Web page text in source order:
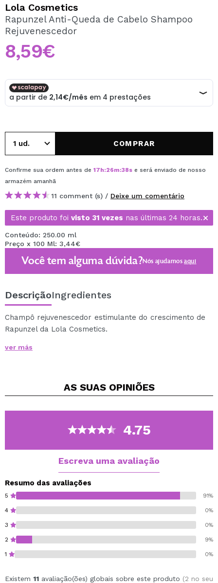
Ao criar uma conta no Maquibeauty.pt pode fazer as suas
compras rapidamente, verificar o estado das suas
Lola Cosmetics
Rapunzel Anti-Queda de Cabelo Shampoo
Rejuvenescedor
8,59€
COMPRAR
Confirme sua ordem antes de 17h:26m:38s e será enviado de nosso
armazém amanhã
11 comment (s) / Deixe um comentário
Este produto foi visto 31 vezes nas últimas 24 horas.
Conteúdo: 250.00 ml
Preço x 100 Ml: 3,44€
Você tem alguma dúvida?Nós ajudamosaqui
DescriçãoIngredientes
Champô rejuvenescedor estimulante do crescimento de
Rapunzel da Lola Cosmetics.
sensação refrescante ao mesmo tempo que penetra
capilar e evitando os primeiros estágios da queda
Cabelo volumoso e couro cabeludo equilibrado.
Com princípios ativos botânicos que fortalecem o couro
cabeludo, ativando os folículos e o crescimento do
Com cafeína, Ginkgo Biloba e óleo de jojoba
Modo de usar: Aplique o shampoo nos cabelos
molhados. Massageie suavemente até fazer espuma e
enxágue bem. Repita a aplicação.
Cruelty free.
Vegan.
ver más
AS SUAS OPINIÕES
4.75
Escreva uma avaliação
Resumo das avaliações
5 91%
4 0%
3 0%
2 9%
1 0%
Existem 11 avaliação(ões) globais sobre este produto (2 no seu